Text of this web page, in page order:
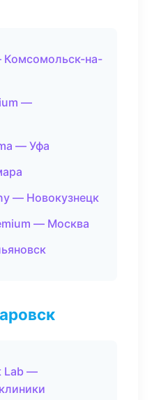
на-
—
— Уфа
— Новокузнецк
— Москва
Lab —